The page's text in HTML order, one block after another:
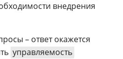
внедрения
– ответ окажется
управляемость